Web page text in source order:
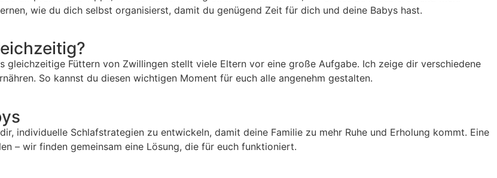
wie du dich selbst organisierst, damit du genügend Zeit für dich und deine Babys hast.
gleichzeitige Füttern von Zwillingen stellt viele Eltern vor eine große Aufgabe. Ich zeige dir verschiedene
So kannst du diesen wichtigen Moment für euch alle angenehm gestalten.
individuelle Schlafstrategien zu entwickeln, damit deine Familie zu mehr Ruhe und Erholung kommt. Eine
– wir finden gemeinsam eine Lösung, die für euch funktioniert.